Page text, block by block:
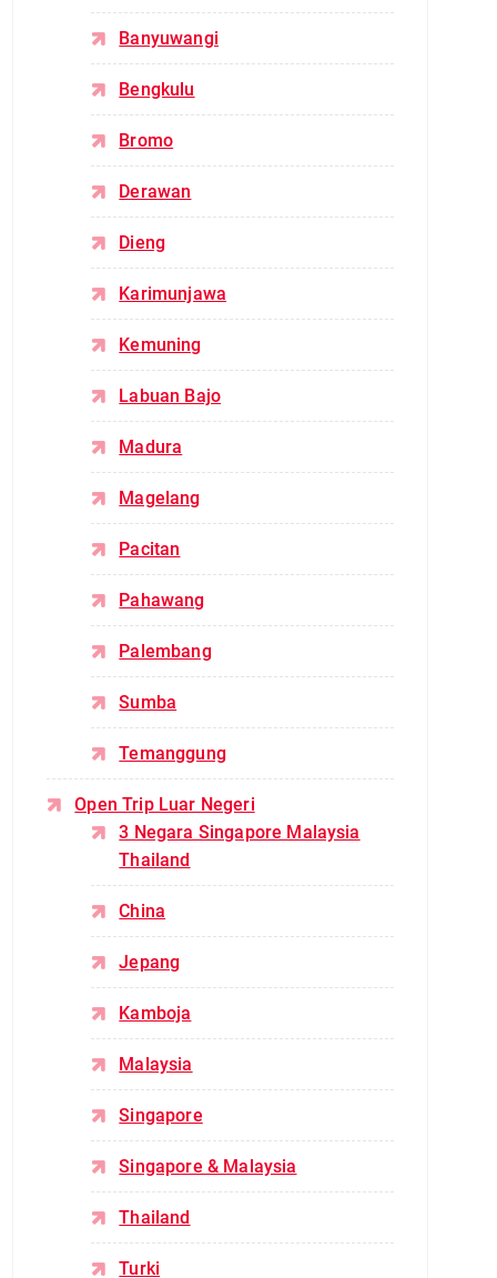
Banyuwangi
Bengkulu
Bromo
Derawan
Dieng
Karimunjawa
Kemuning
Labuan Bajo
Madura
Magelang
Pacitan
Pahawang
Palembang
Sumba
Temanggung
Open Trip Luar Negeri
3 Negara Singapore Malaysia
Thailand
China
Jepang
Kamboja
Malaysia
Singapore
Singapore & Malaysia
Thailand
Turki